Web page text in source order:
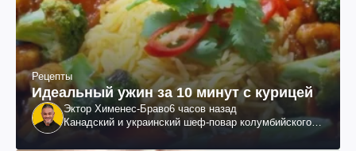
Рецепты
Идеальный ужин за 10 минут с курицей
Эктор Хименес-Браво6 часов назад
Канадский и украинский шеф-повар колумбийского